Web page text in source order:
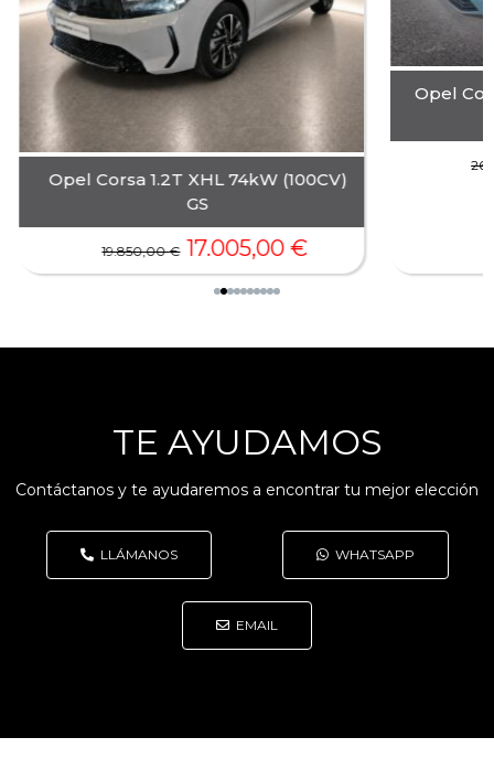
Opel Corsa 1.2T XHL 74kW (100CV)
GS
19.850,00€ 17.005,00€
Opel
TE AYUDAMOS
Contáctanos y te ayudaremos a encontrar tu mejor elección
LLÁMANOS WHATSAPP
EMAIL